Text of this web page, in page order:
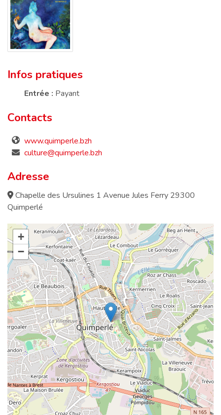
Infos pratiques
Entrée : Payant
Contacts
www.quimperle.bzh
culture@quimperle.bzh
Adresse
Chapelle des Ursulines 1 Avenue Jules Ferry 29300
Quimperlé
+
−